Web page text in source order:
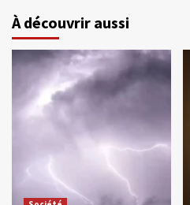
À découvrir aussi